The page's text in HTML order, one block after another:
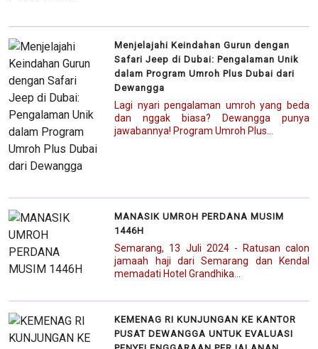
Menjelajahi Keindahan Gurun dengan
Safari Jeep di Dubai: Pengalaman Unik
dalam Program Umroh Plus Dubai dari
Dewangga
Lagi nyari pengalaman umroh yang beda
dan nggak biasa? Dewangga punya
jawabannya! Program Umroh Plus...
MANASIK UMROH PERDANA MUSIM
1446H
Semarang, 13 Juli 2024 - Ratusan calon
jamaah haji dari Semarang dan Kendal
memadati Hotel Grandhika...
KEMENAG RI KUNJUNGAN KE KANTOR
PUSAT DEWANGGA UNTUK EVALUASI